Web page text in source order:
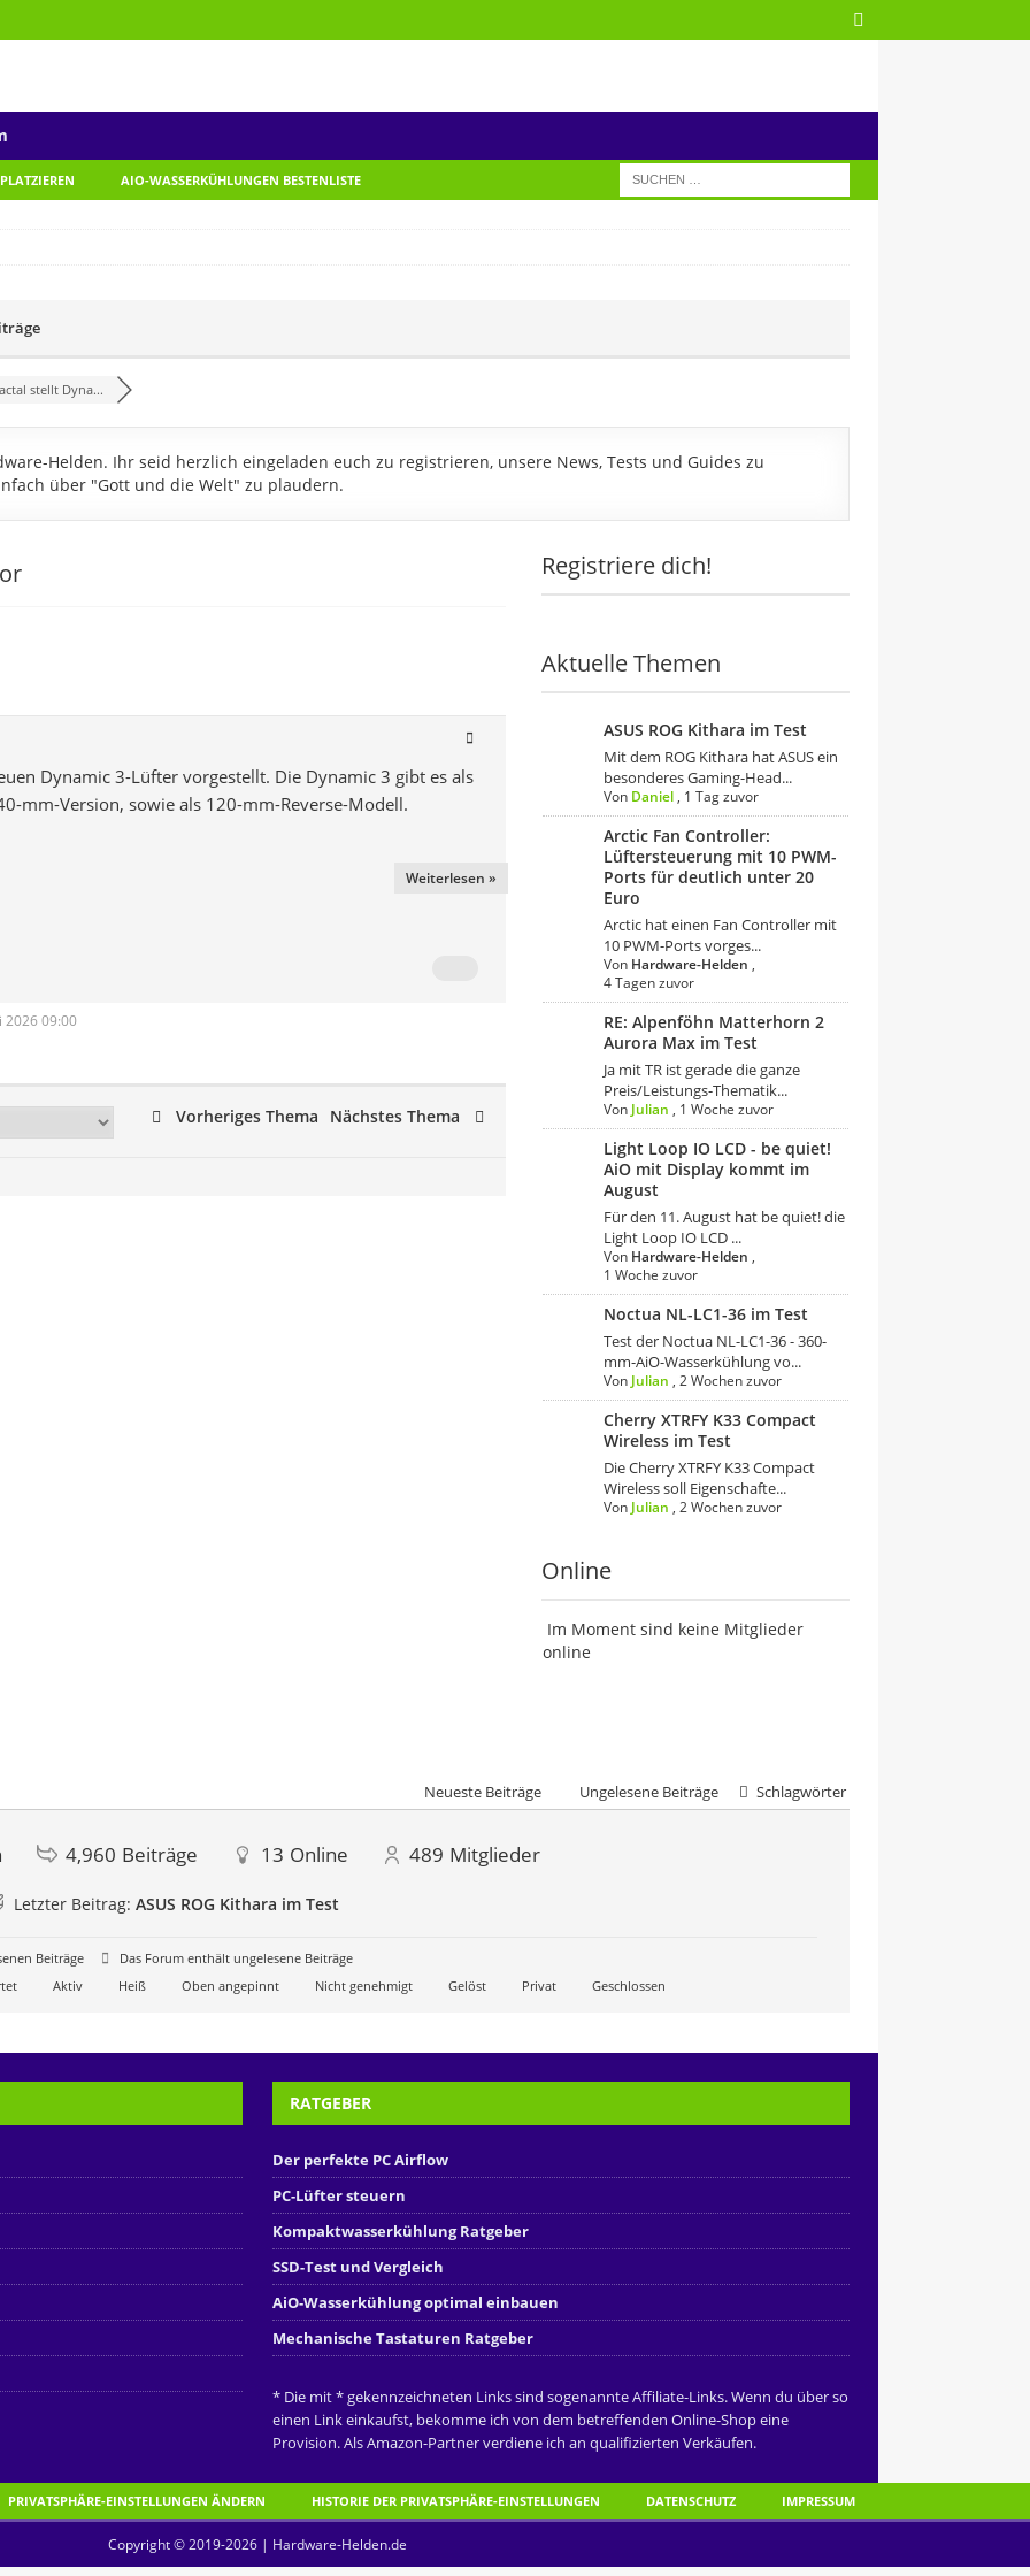
AIO-WASSERKÜHLUNGEN BESTENLISTE
stellt Dyna...
Helden. Ihr seid herzlich eingeladen euch zu registrieren, unsere News, Tests und Guides zu
über "Gott und die Welt" zu plaudern.
Dynamic 3-Lüfter vorgestellt. Die Dynamic 3 gibt es als
mm-Version, sowie als 120-mm-Reverse-Modell.
Weiterlesen »
2026 09:00
Vorheriges Thema Nächstes Thema
Registriere dich!
Aktuelle Themen
ASUS ROG Kithara im Test
Mit dem ROG Kithara hat ASUS ein
besonderes Gaming-Head...
Von Daniel , 1 Tag zuvor
Arctic Fan Controller:
Lüftersteuerung mit 10 PWM-
Ports für deutlich unter 20
Euro
Arctic hat einen Fan Controller mit
10 PWM-Ports vorges...
Von Hardware-Helden ,
4 Tagen zuvor
RE: Alpenföhn Matterhorn 2
Aurora Max im Test
Ja mit TR ist gerade die ganze
Preis/Leistungs-Thematik...
Von Julian , 1 Woche zuvor
Light Loop IO LCD - be quiet!
AiO mit Display kommt im
August
Für den 11. August hat be quiet! die
Light Loop IO LCD ...
Von Hardware-Helden ,
1 Woche zuvor
Noctua NL-LC1-36 im Test
Test der Noctua NL-LC1-36 - 360-
mm-AiO-Wasserkühlung vo...
Von Julian ,2 Wochen zuvor
Cherry XTRFY K33 Compact
Wireless im Test
Die Cherry XTRFY K33 Compact
Wireless soll Eigenschafte...
Von Julian ,2 Wochen zuvor
Online
Im Moment sind keine Mitglieder
online
Neueste Beiträge Ungelesene Beiträge Schlagwörter
4,960 Beiträge 13 Online 489 Mitglieder
Letzter Beitrag: ASUS ROG Kithara im Test
Beiträge
Das Forum enthält ungelesene Beiträge
Aktiv Heiß Oben angepinnt Nicht genehmigt Gelöst Privat Geschlossen
RATGEBER
Der perfekte PC Airflow
PC-Lüfter steuern
Kompaktwasserkühlung Ratgeber
SSD-Test und Vergleich
AiO-Wasserkühlung optimal einbauen
Mechanische Tastaturen Ratgeber
* Die mit * gekennzeichneten Links sind sogenannte Affiliate-Links. Wenn du über so
einen Link einkaufst, bekomme ich von dem betreffenden Online-Shop eine
Provision. Als Amazon-Partner verdiene ich an qualifizierten Verkäufen.
PRIVATSPHÄRE-EINSTELLUNGEN ÄNDERN HISTORIE DER PRIVATSPHÄRE-EINSTELLUNGEN DATENSCHUTZ IMPRESSUM
Copyright © 2019-2026 | Hardware-Helden.de